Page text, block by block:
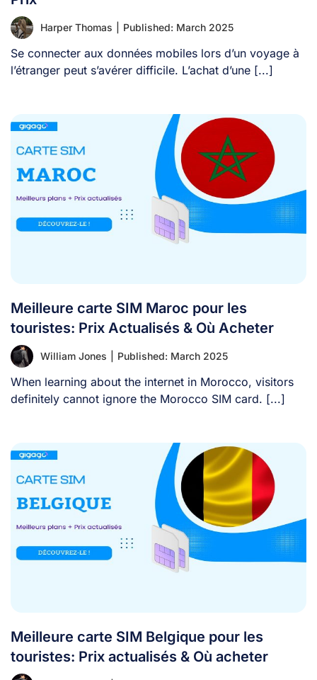
Harper Thomas Published: March 2025
Se connecter aux données mobiles lors d’un voyage à
l’étranger peut s’avérer difficile. L’achat d’une [...]
Meilleure carte SIM Maroc pour les
touristes: Prix Actualisés & Où Acheter
William Jones Published: March 2025
When learning about the internet in Morocco, visitors
definitely cannot ignore the Morocco SIM card. [...]
Meilleure carte SIM Belgique pour les
touristes: Prix actualisés & Où acheter